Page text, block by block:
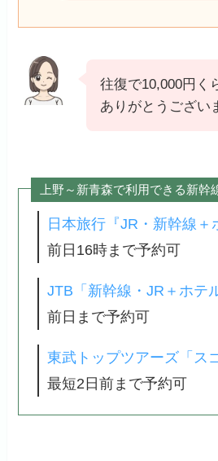
往復で10,000円く
ありがとうござい
上野～新青森で利用できる新幹
日本旅行『JR・新幹線＋
前日16時まで予約可
JTB「新幹線・JR＋ホテ
前日まで予約可
東武トップツアーズ「ス
最短2日前まで予約可